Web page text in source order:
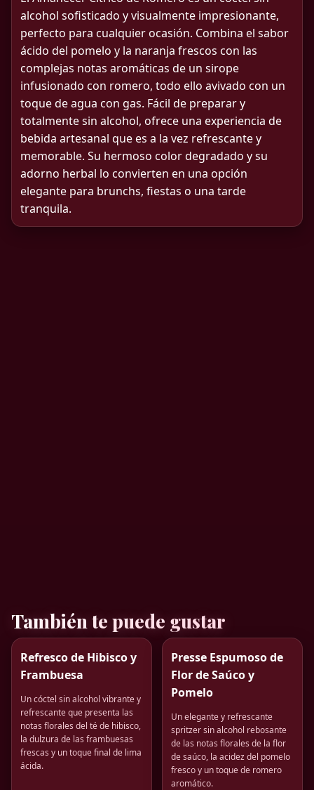
alcohol sofisticado y visualmente impresionante,
perfecto para cualquier ocasión. Combina el sabor
ácido del pomelo y la naranja frescos con las
complejas notas aromáticas de un sirope
infusionado con romero, todo ello avivado con un
toque de agua con gas. Fácil de preparar y
totalmente sin alcohol, ofrece una experiencia de
bebida artesanal que es a la vez refrescante y
memorable. Su hermoso color degradado y su
adorno herbal lo convierten en una opción
elegante para brunchs, fiestas o una tarde
tranquila.
También te puede gustar
Refresco de Hibisco y
Frambuesa
Un cóctel sin alcohol vibrante y
refrescante que presenta las
notas florales del té de hibisco,
la dulzura de las frambuesas
frescas y un toque final de lima
ácida.
Presse Espumoso de
Flor de Saúco y
Pomelo
Un elegante y refrescante
spritzer sin alcohol rebosante
de las notas florales de la flor
de saúco, la acidez del pomelo
fresco y un toque de romero
aromático.